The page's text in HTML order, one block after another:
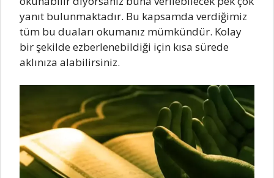
yanıt bulunmaktadır. Bu kapsamda verdiğimiz
tüm bu duaları okumanız mümkündür. Kolay
bir şekilde ezberlenebildiği için kısa sürede
aklınıza alabilirsiniz.